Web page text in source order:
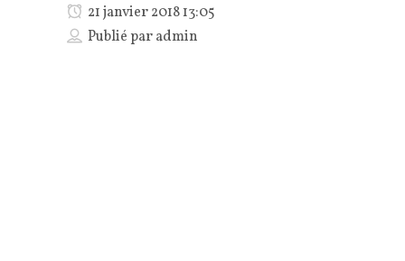
21 janvier 2018 13:05
Publié paradmin